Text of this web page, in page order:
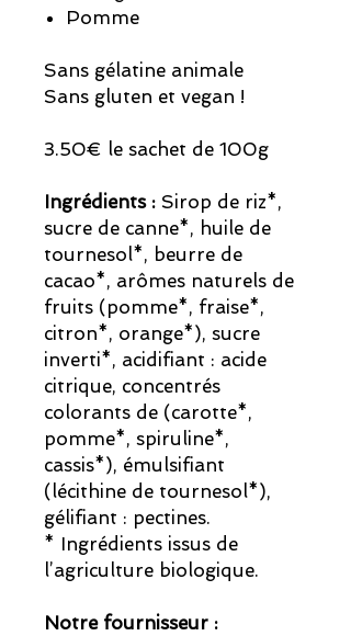
Pomme
Sans gélatine animale
Sans gluten et vegan !
3.50€ le sachet de 100g
Ingrédients : Sirop de riz*,
sucre de canne*, huile de
tournesol*, beurre de
cacao*, arômes naturels de
fruits (pomme*, fraise*,
citron*, orange*), sucre
inverti*, acidifiant : acide
citrique, concentrés
colorants de (carotte*,
pomme*, spiruline*,
cassis*), émulsifiant
(lécithine de tournesol*),
gélifiant : pectines.
* Ingrédients issus de
l’agriculture biologique.​
Notre fournisseur :